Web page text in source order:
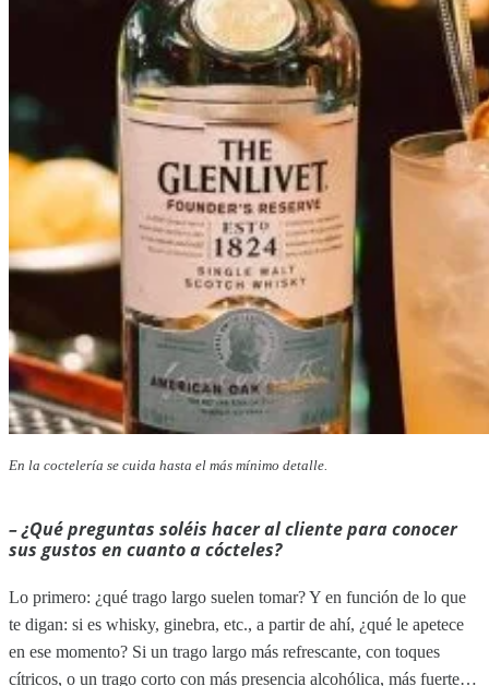
En la coctelería se cuida hasta el más mínimo detalle.
–¿Qué preguntas soléis hacer al cliente para conocer
sus gustos en cuanto a cócteles?
Lo primero: ¿qué trago largo suelen tomar? Y en función de lo que
te digan: si es whisky, ginebra, etc., a partir de ahí, ¿qué le apetece
en ese momento? Si un trago largo más refrescante, con toques
cítricos, o un trago corto con más presencia alcohólica, más fuerte…